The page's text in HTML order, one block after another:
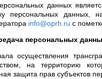
данных
персональных данных,
info@oprh.ru с
персональных
осуществления
на территорию
защита прав субъектов